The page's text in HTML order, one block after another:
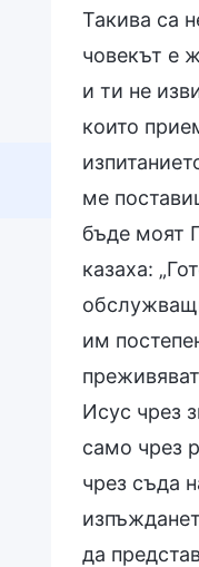
Такива са
човекът е
и ти не
които
ме
бъде моят
казаха:
им
Исус чрез
само чрез
чрез съда
да